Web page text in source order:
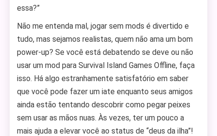
essa?”
Não me entenda mal, jogar sem mods é divertido e
tudo, mas sejamos realistas, quem não ama um bom
power-up? Se você está debatendo se deve ou não
usar um mod para Survival Island Games Offline, faça
isso. Há algo estranhamente satisfatório em saber
que você pode fazer um iate enquanto seus amigos
ainda estão tentando descobrir como pegar peixes
sem usar as mãos nuas. Às vezes, ter um pouco a
mais ajuda a elevar você ao status de “deus da ilha”!